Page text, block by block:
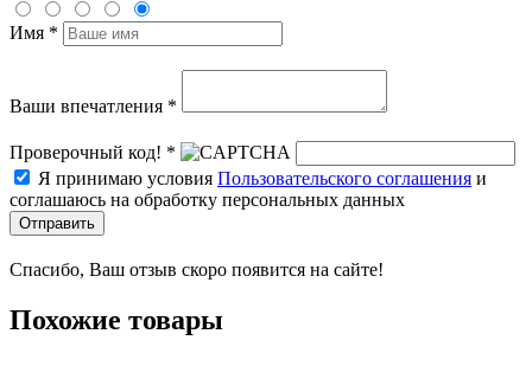
Имя *
Ваши впечатления *
Проверочный код! *
Я принимаю условия Пользовательского соглашения и
соглашаюсь на обработку персональных данных
Отправить
Спасибо, Ваш отзыв скоро появится на сайте!
Похожие товары